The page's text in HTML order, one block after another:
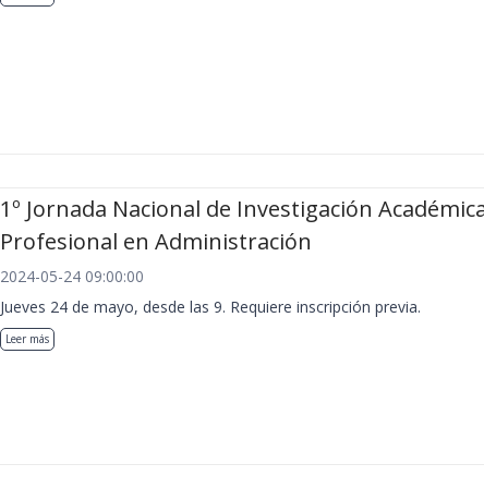
1º Jornada Nacional de Investigación
Profesional en Administración
2024-05-24 09:00:00
Jueves 24 de mayo, desde las 9. Requiere inscripción previa.
Leer más